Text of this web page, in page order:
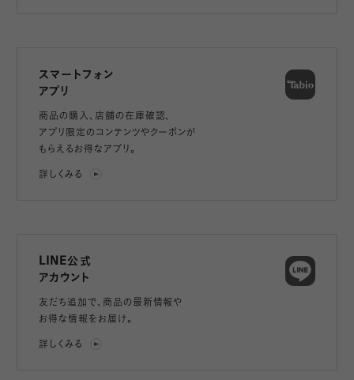
スマートフォン
アプリ
商品の購入、店舗の在庫確認、
アプリ限定のコンテンツやクーポンが
もらえるお得なアプリ。
詳しくみる
LINE公式
アカウント
友だち追加で、 商品の最新情報や
お得な情報をお届け。
詳しくみる